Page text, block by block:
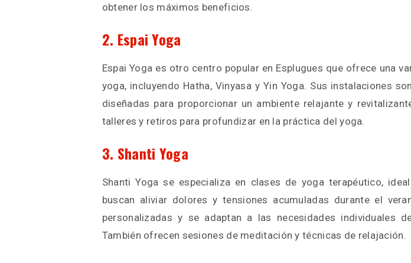
obtener los máximos beneficios.
2. Espai Yoga
Espai Yoga es otro centro popular en Esplugues que ofrece una
yoga, incluyendo Hatha, Vinyasa y Yin Yoga. Sus instalaciones
diseñadas para proporcionar un ambiente relajante y
talleres y retiros para profundizar en la práctica del yoga.
3. Shanti Yoga
Shanti Yoga se especializa en clases de yoga terapéutico,
buscan aliviar dolores y tensiones acumuladas durante el
personalizadas y se adaptan a las necesidades individuales
También ofrecen sesiones de meditación y técnicas de relajación.